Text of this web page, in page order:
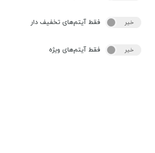
بله خیر فقط آیتم‌های تخفیف دار
بله خیر فقط آیتم‌های ویژه